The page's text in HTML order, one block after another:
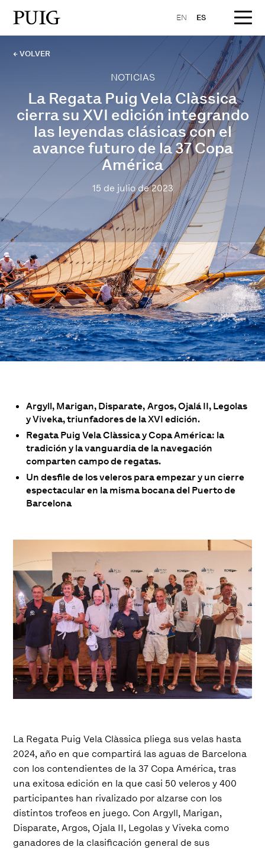
EN ES
← VOLVER
NOTICIAS
La Regata Puig Vela Clàssica
cierra su XVI edición integrando
las leyendas clásicas con el
avance futuro de la 37 Copa
América
15 de julio de 2023
Argyll, Marigan, Disparate, Argos, Ojalá II, Legolas
y Viveka, triunfadores de la XVI edición.
Regata Puig Vela Clàssica y Copa América: la
tradición y la vanguardia de la navegación
comparten campo de regatas.
Un desfile de los veleros para empezar y un cierre
espectacular en la misma bocana del Puerto de
Barcelona
La Regata Puig Vela Clàssica pliega sus velas hasta
2024, año en que compartirá las aguas de Barcelona
con los contendientes de la 37 Copa América, tras
una exitosa edición en la que casi 50 veleros y 400
participantes han rivalizado por alzarse con los
distintos trofeos en juego. Con Argyll, Marigan,
Disparate, Argos, Ojala II, Legolas y Viveka como
ganadores de la clasificación general de sus